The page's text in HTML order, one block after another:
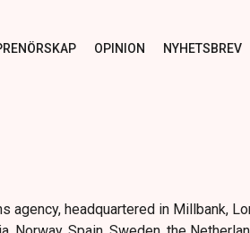
OPINION NYHETSBREV
agency, headquartered in Millbank,